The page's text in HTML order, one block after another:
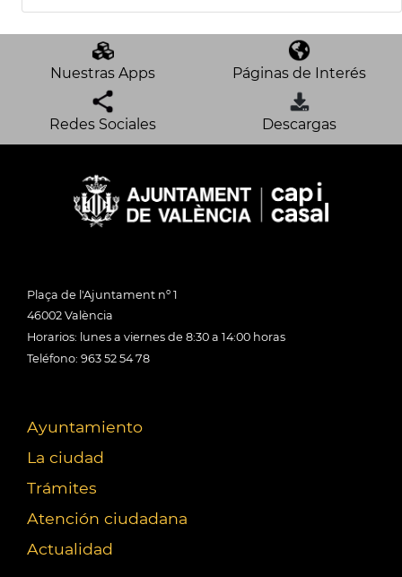
Nuestras Apps Páginas de Interés
Redes Sociales Descargas
Plaça de l'Ajuntament nº 1
46002 València
Horarios: lunes a viernes de 8:30 a 14:00 horas
Teléfono: 963 52 54 78
Ayuntamiento
La ciudad
Trámites
Atención ciudadana
Actualidad